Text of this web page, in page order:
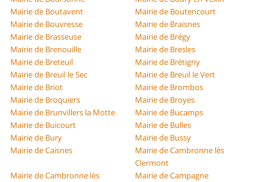
Mairie de Boutavent
Mairie de Boutencourt
Mairie de Bouvresse
Mairie de Braisnes
Mairie de Brasseuse
Mairie de Brégy
Mairie de Brenouille
Mairie de Bresles
Mairie de Breteuil
Mairie de Brétigny
Mairie de Breuil le Sec
Mairie de Breuil le Vert
Mairie de Briot
Mairie de Brombos
Mairie de Broquiers
Mairie de Broyes
Mairie de Brunvillers la Motte
Mairie de Bucamps
Mairie de Buicourt
Mairie de Bulles
Mairie de Bury
Mairie de Bussy
Mairie de Caisnes
Mairie de Cambronne lès
Clermont
Mairie de Cambronne lès
Mairie de Campagne